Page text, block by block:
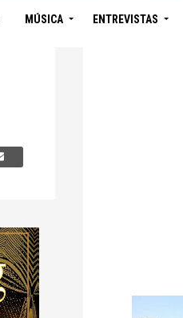
MÚSICA ENTREVISTAS